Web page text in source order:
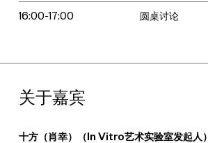
16:00-17:00 圆桌讨论
关于嘉宾
十方（肖幸）（In Vitro艺术实验室发起人）